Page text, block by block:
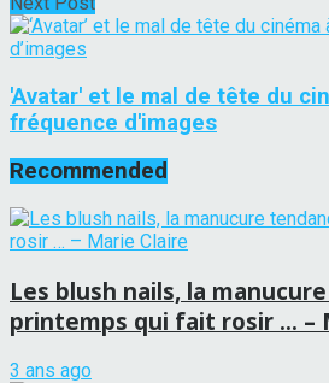
'Avatar' et le mal de tête du
fréquence d'images
Recommended
Les blush nails, la
printemps qui fait rosir … –
3 ans ago